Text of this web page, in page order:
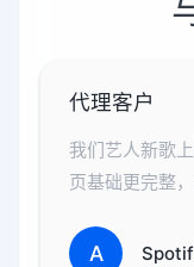
代理客户
我们艺人新歌
页基础更完整
A